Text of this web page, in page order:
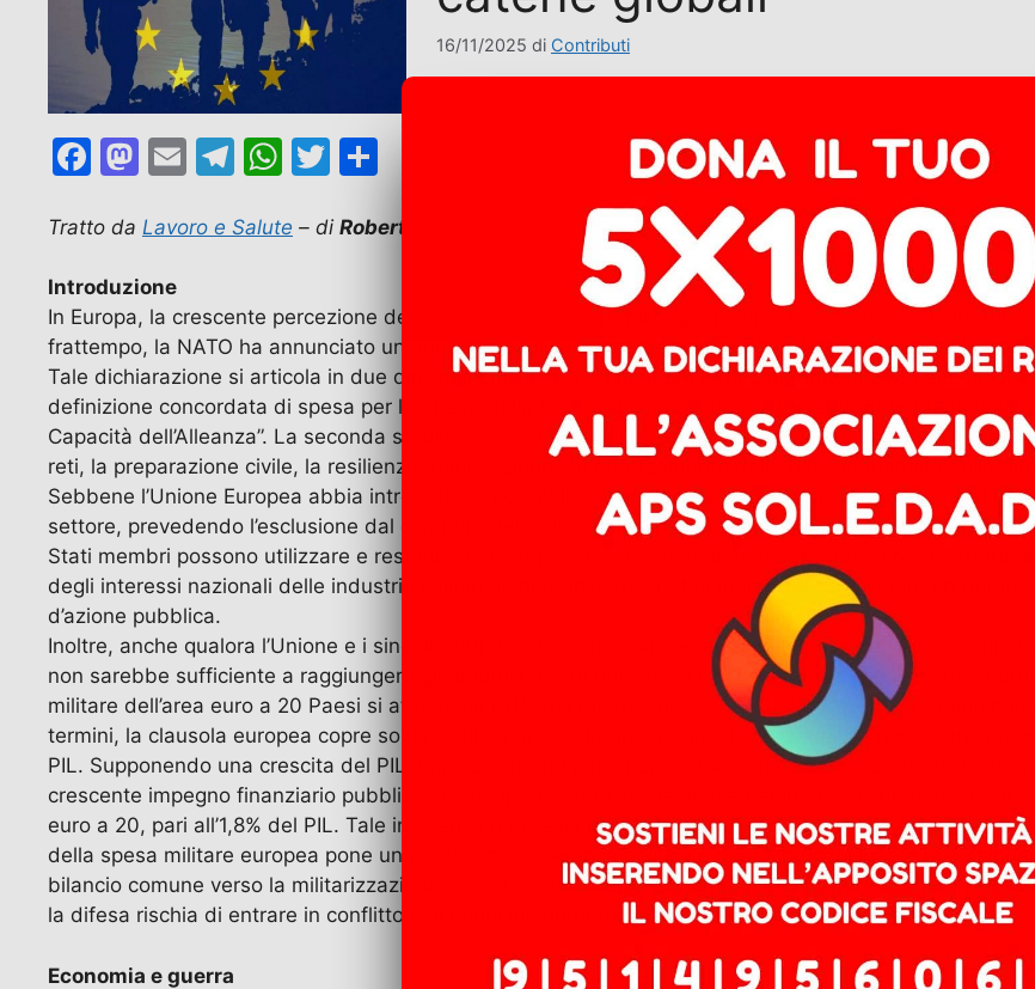
16/11/2025 di Contributi
F
c
e
b
o
o
k
M
st
o
d
o
n
E
ai
T
e
a
m
W
at
A
p
p
T
itt n
vi
di
Tratto da Lavoro e Salute – di Roberto Romano , economista
Introduzione
In Europa, la crescente percezione del rischio legato all’instabilità geopolitica ha accelerato il
frattempo, la NATO ha annunciato un aumento degli impegni di spesa militare, sebbene privo di
Tale dichiarazione si articola in due direttrici principali. La prima prevede che “entro il 2035 almeno il
definizione concordata di spesa per la difesa della NATO, al finanziamento dei requisiti fondamentali
Capacità dell’Alleanza”. La seconda stabilisce che “l’1,5% del PIL annuo sia impiegato, tra l’altro, per
reti, la preparazione civile, la resilienza, l’innovazione e il rafforzamento della base industriale della
Sebbene l’Unione Europea abbia introdotto la possibilità di attivare la clausola di salvaguardia nel
settore, prevedendo l’esclusione dal computo del deficit della spesa militare fino all’1% del PIL, e
Stati membri possono utilizzare e restituire nel tempo, questi strumenti non affrontano i nodi
degli interessi nazionali delle industrie militari, la riluttanza degli Stati membri a condividere un
d’azione pubblica.
Inoltre, anche qualora l’Unione e i singoli Stati decidessero di incrementare la spesa pubblica
non sarebbe sufficiente a raggiungere gli obiettivi fissati dalla NATO, considerando che essa resta
militare dell’area euro a 20 Paesi si attesta all’1,11% del PIL (media 2000-2024), ovvero 2,39 punti
termini, la clausola europea copre soltanto una parte dell’aumento previsto, rendendo necessario
PIL. Supponendo una crescita del PIL a prezzi correnti pari al 3,3% annuo nel periodo 2025-2035, in
crescente impegno finanziario pubblico, anche ipotizzando che la spesa per interessi sul debito resti
euro a 20, pari all’1,8% del PIL. Tale incidenza è tuttavia più elevata in paesi come l’Italia (4%), la
della spesa militare europea pone un problema di coerenza politica e democratica. Quanto può
bilancio comune verso la militarizzazione, senza compromettere la propria architettura economica e
la difesa rischia di entrare in conflitto con i principi fondativi della democrazia europea?
Economia e guerra